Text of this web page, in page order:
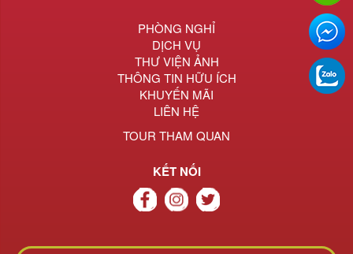
PHÒNG NGHỈ
DỊCH VỤ
THƯ VIỆN ẢNH
THÔNG TIN HỮU ÍCH
KHUYẾN MÃI
LIÊN HỆ
TOUR THAM QUAN
KẾT NỐI